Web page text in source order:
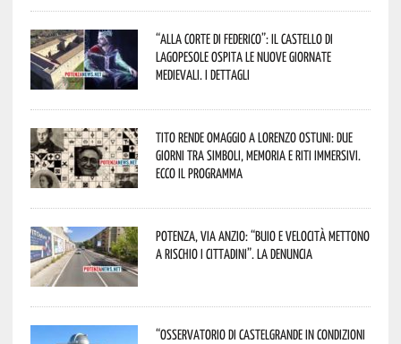
“Alla corte di Federico”: il Castello di
Lagopesole ospita le nuove Giornate
Medievali. I dettagli
Tito rende omaggio a Lorenzo Ostuni: due
giorni tra simboli, memoria e riti immersivi.
Ecco il programma
Potenza, Via Anzio: “Buio e velocità mettono
a rischio i cittadini”. La denuncia
“Osservatorio di Castelgrande in condizioni